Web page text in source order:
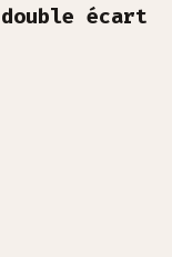
écart